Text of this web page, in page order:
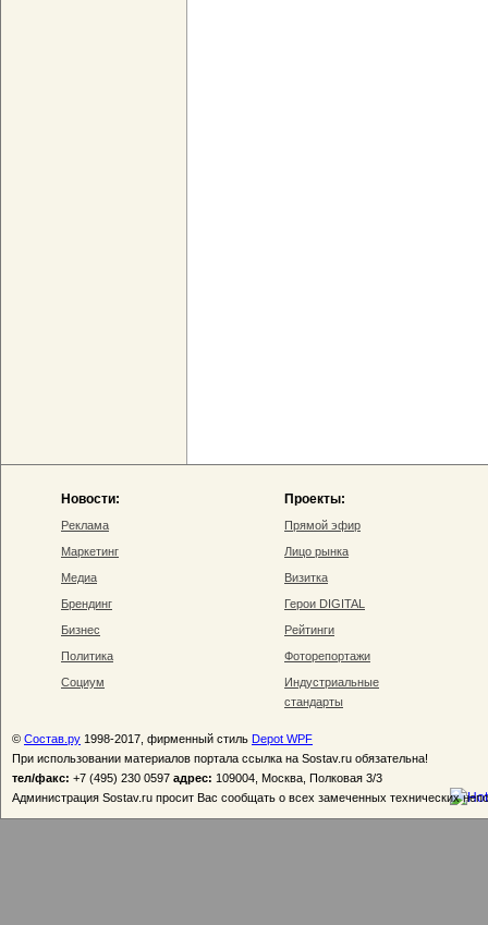
Новости:
Реклама
Маркетинг
Медиа
Брендинг
Бизнес
Политика
Социум
Проекты:
Прямой эфир
Лицо рынка
Визитка
Герои DIGITAL
Рейтинги
Фоторепортажи
Индустриальные
стандарты
© Состав.ру 1998-2017, фирменный стиль Depot WPF
При использовании материалов портала ссылка на Sostav.ru обязательна!
тел/факс: +7 (495) 230 0597 адрес: 109004, Москва, Полковая 3/3
Администрация Sostav.ru просит Вас сообщать о всех замеченных технических